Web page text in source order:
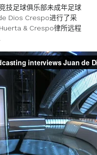
技足球俱乐部未成年足球
Dios Crespo进行了采
& Crespo律所远程